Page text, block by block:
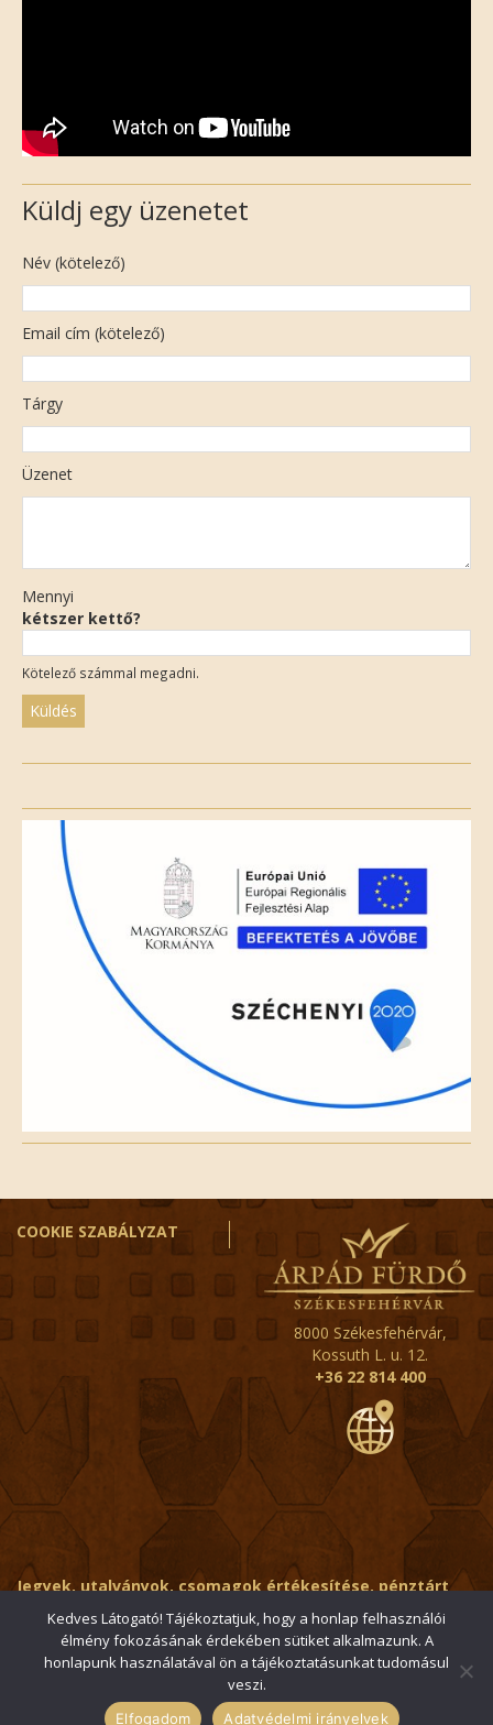
Küldj egy üzenetet
Név (kötelező)
Email cím (kötelező)
Tárgy
Üzenet
Mennyi
kétszer kettő?
Kötelező számmal megadni.
field
empty.
COOKIE SZABÁLYZAT
8000 Székesfehérvár,
Kossuth L. u. 12.
+36 22 814 400
Jegyek, utalványok, csomagok értékesítése, pénztárt
érintő kérdések:
ertekesito@fehervar-arpadfurdo.hu
Általános érdeklődés: info@fehervar-arpadfurdo.hu
© 2006-2026 Székesfehérvári Árpád Fürdő / Minden jog
Kedves Látogató! Tájékoztatjuk, hogy a honlap felhasználói
élmény fokozásának érdekében sütiket alkalmazunk. A
honlapunk használatával ön a tájékoztatásunkat tudomásul
veszi.
Elfogadom Adatvédelmi irányelvek